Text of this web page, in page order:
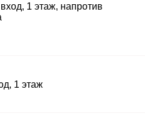
1 этаж, напротив
1 этаж